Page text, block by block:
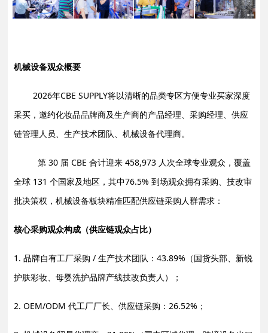
机械设备观众概要
2026年CBE SUPPLY将以清晰的品类专区方便专业买家深度
采买，邀约化妆品品牌商及生产商的产品经理、采购经理、供应
链管理人员、生产技术团队、机械设备代理商。
第 30 届 CBE 合计迎来 458,973 人次全球专业观众，覆盖
全球 131 个国家及地区，其中76.5% 到场观众拥有采购、技改审
批决策权，机械设备板块精准匹配供应链采购人群需求：
核心采购观众构成（供应链观众占比）
1. 品牌自有工厂采购 / 生产技术团队：43.89%（国货头部、新锐
护肤彩妆、母婴洗护品牌产线技改负责人）；
2. OEM/ODM 代工厂厂长、供应链采购：26.52%；